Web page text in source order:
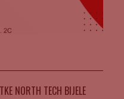
NORTH TECH BIJELE